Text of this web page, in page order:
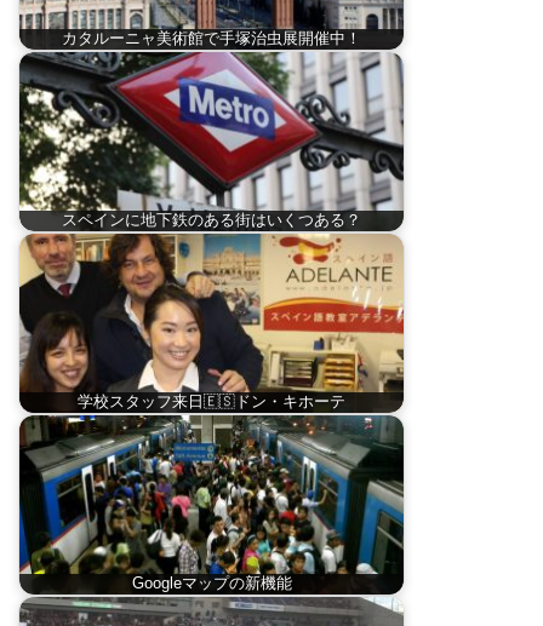
カタルーニャ美術館で手塚治虫展開催中！
スペインに地下鉄のある街はいくつある？
学校スタッフ来日🇪🇸ドン・キホーテ
Googleマップの新機能